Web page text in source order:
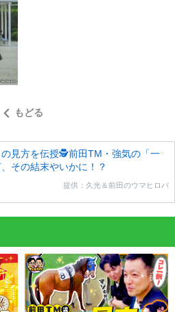
もどる
見方を伝授🕵前田TM・強気の「一
その結末やいかに！？
提供：久光＆前田のウマヒロバ